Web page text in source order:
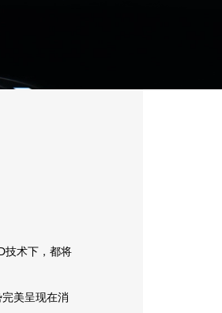
技术下，都将
美呈现在消